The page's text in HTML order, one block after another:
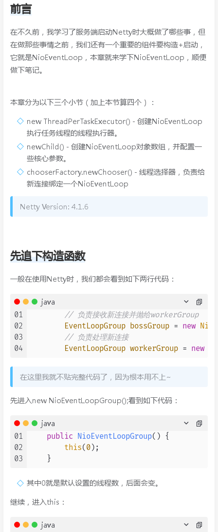
前言
在不久前，我学习了服务端启动Netty时大概做了哪些事，但
在做那些事情之前，我们还有一个重要的组件要构造+启动，
它就是NioEventLoop，本章就来学下NioEventLoop，顺便
做下笔记。
本章分为以下三个小节（加上本节算四个）：
new ThreadPerTaskExecutor() - 创建NioEventLoop
执行任务线程的线程执行器。
newChild() - 创建NioEventLoop对象数组，并配置一
些核心参数。
chooserFactory.newChooser() - 线程选择器，负责给
新连接绑定一个NioEventLoop
Netty Version: 4.1.6
先追下构造函数
一般在使用Netty时，我们都会看到如下两行代码：
java
01
02
03
04
// 负责接收新连接并抛给workerGroup
EventLoopGroup bossGroup = new
// 负责处理新连接
EventLoopGroup workerGroup = new
在这里我就不贴完整代码了，因为根本用不上~
先进入new NioEventLoopGroup();看到如下代码：
java
01
02
03
public NioEventLoopGroup() {
this( 0);
其中0就是默认设置的线程数，后面会变。
继续，进入this：
java